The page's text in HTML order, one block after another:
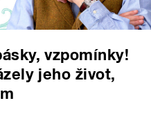
vzpomínky!
jeho život,